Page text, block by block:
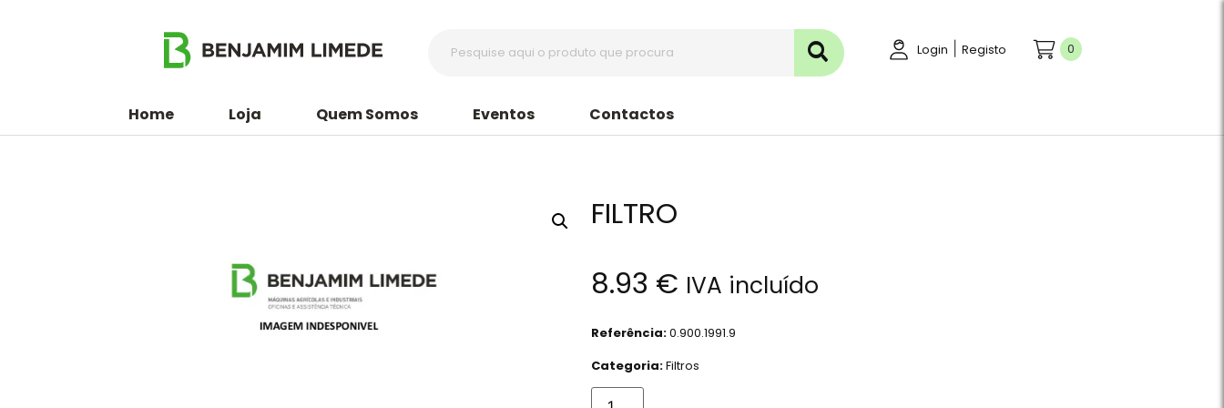
Login Registo 0
Home Loja Quem Somos Eventos Contactos
FILTRO
8.93 € IVA incluído
Referência:0.900.1991.9
Categoria:Filtros